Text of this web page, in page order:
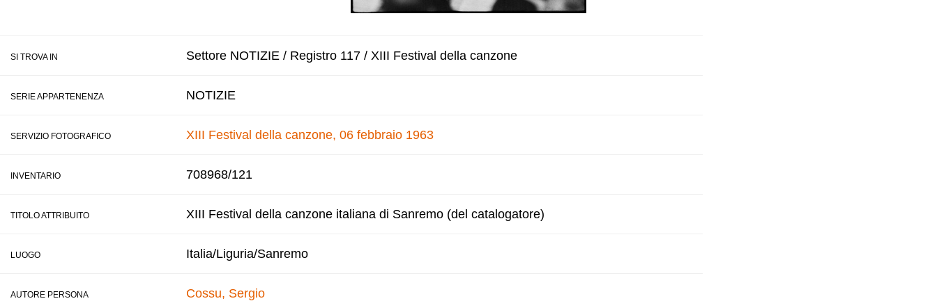
SI TROVA IN Settore NOTIZIE / Registro 117 / XIII Festival della canzone
SERIE APPARTENENZA NOTIZIE
SERVIZIO FOTOGRAFICO XIII Festival della canzone, 06 febbraio 1963
INVENTARIO 708968/121
TITOLO ATTRIBUITO XIII Festival della canzone italiana di Sanremo (del catalogatore)
LUOGO Italia/Liguria/Sanremo
AUTORE PERSONA Cossu, Sergio